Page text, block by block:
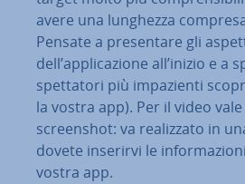
avere una lunghezza
Pensate a pre­sen­ta­re gli
dell’ap­pli­ca­zio­ne all’inizio e a
spet­ta­to­ri più im­pa­zien­ti
la vostra app). Per il video
screen­shot: va rea­liz­za­to in
dovete inserirvi le
vostra app.